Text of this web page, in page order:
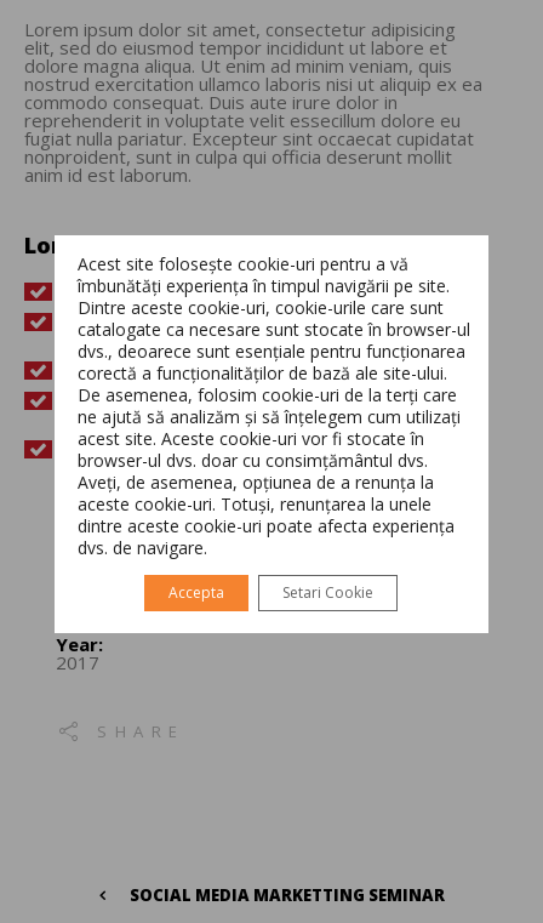
Lorem ipsum dolor sit amet, consectetur adipisicing
elit, sed do eiusmod tempor incididunt ut labore et
dolore magna aliqua. Ut enim ad minim veniam, quis
nostrud exercitation ullamco laboris nisi ut aliquip ex ea
commodo consequat. Duis aute irure dolor in
reprehenderit in voluptate velit essecillum dolore eu
fugiat nulla pariatur. Excepteur sint occaecat cupidatat
nonproident, sunt in culpa qui officia deserunt mollit
anim id est laborum.
Lorem ipsum dolor sit
Nulla laoreet metus at eros porttitor elementum.
Sed et purus eu dolor tempor fringilla eu eget
quam.
Curabitur ullamcorper ultricies nisi. Nam eget dui.
Quisque euismod elit pellentesque massa
consequat.
Sed non erat non est suscipit tincidunt.
Project:
Personal Training
Year:
2017
SHARE
SOCIAL MEDIA MARKETTING SEMINAR
Switch The Language
Română English
Acest site folosește cookie-uri pentru a vă
îmbunătăți experiența în timpul navigării pe site.
Dintre aceste cookie-uri, cookie-urile care sunt
catalogate ca necesare sunt stocate în browser-ul
dvs., deoarece sunt esențiale pentru funcționarea
corectă a funcționalităților de bază ale site-ului.
De asemenea, folosim cookie-uri de la terți care
ne ajută să analizăm și să înțelegem cum utilizați
acest site. Aceste cookie-uri vor fi stocate în
browser-ul dvs. doar cu consimțământul dvs.
Aveți, de asemenea, opțiunea de a renunța la
aceste cookie-uri. Totuși, renunțarea la unele
dintre aceste cookie-uri poate afecta experiența
dvs. de navigare.
Accepta Setari Cookie